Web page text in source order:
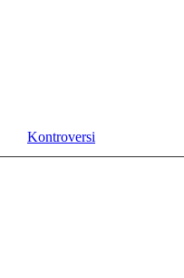
Kontroversi